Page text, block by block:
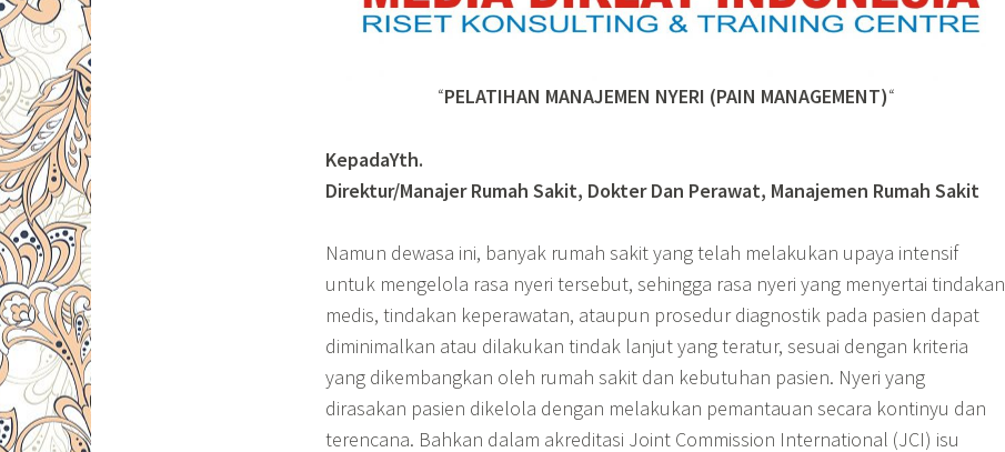
“PELATIHAN MANAJEMEN NYERI (PAIN MANAGEMENT)“
KepadaYth.
Direktur/Manajer Rumah Sakit, Dokter Dan Perawat, Manajemen Rumah Sakit
Namun dewasa ini, banyak rumah sakit yang telah melakukan upaya intensif
untuk mengelola rasa nyeri tersebut, sehingga rasa nyeri yang menyertai tindakan
medis, tindakan keperawatan, ataupun prosedur diagnostik pada pasien dapat
diminimalkan atau dilakukan tindak lanjut yang teratur, sesuai dengan kriteria
yang dikembangkan oleh rumah sakit dan kebutuhan pasien. Nyeri yang
dirasakan pasien dikelola dengan melakukan pemantauan secara kontinyu dan
terencana. Bahkan dalam akreditasi Joint Commission International (JCI) isu